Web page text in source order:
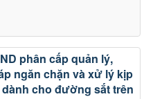
phân cấp quản lý,
ngăn chặn và xử lý kịp
cho đường sắt trên